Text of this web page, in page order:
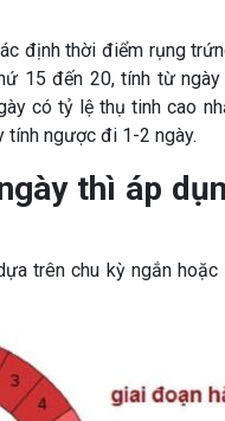
định thời điểm rụng
15 đến 20, tính từ
có tỷ lệ thụ tinh cao
tính ngược đi 1-2 ngày.
thì áp
trên chu kỳ ngắn